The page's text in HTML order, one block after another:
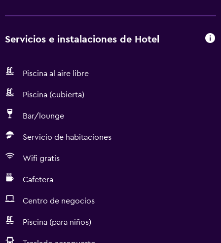
piscina al aire libre y piscina infantil. Se pueden practicar
más abajo en las instalaciones o cerca del alojamiento (es
Servicios e instalaciones de Hotel
Piscina al aire libre
Piscina (cubierta)
Bar/lounge
Servicio de habitaciones
Wifi gratis
Cafetera
Centro de negocios
Piscina (para niños)